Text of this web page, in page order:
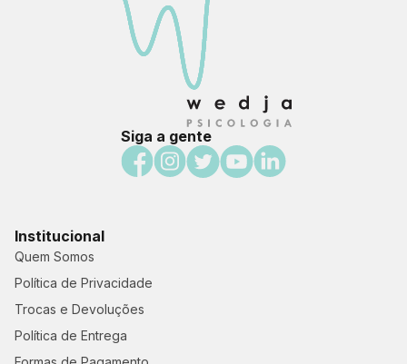
Siga a gente
Institucional
Quem Somos
Política de Privacidade
Trocas e Devoluções
Política de Entrega